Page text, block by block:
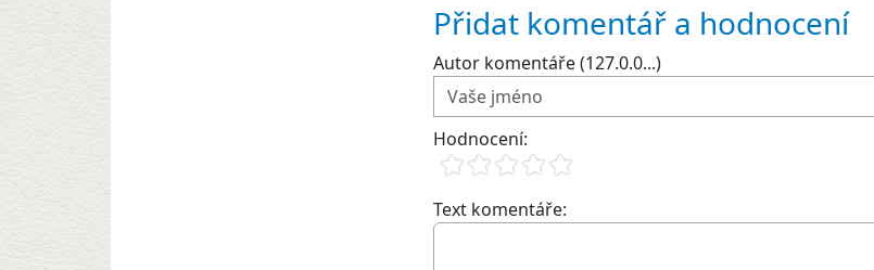
Přidat komentář a hodnocení
Autor komentáře (127.0.0...)
Hodnocení:
Text komentáře: